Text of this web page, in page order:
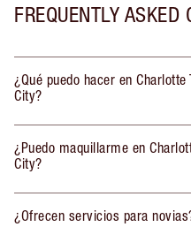
FREQUENTLY ASKED
¿Qué puedo hacer en
City?
¿Puedo maquillarme en
City?
¿Ofrecen servicios para